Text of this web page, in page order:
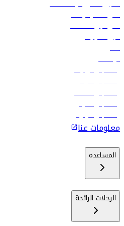
تسجيل الدخول لوكلاء السفر
أدنى أسعار الرحلات
فلاي دبي للعطلات
تأجير السيارات
فنادق
الوظائف
رحلات إلى تبيليسي
رحلات إلى الرياض
رحلات إلى مسقط
رحلات إلى ماليه
رحلات إلى كولومبو
معلومات عنا
المساعدة
الرحلات الرائجة